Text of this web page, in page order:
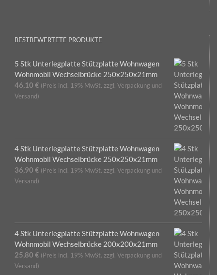
BESTBEWERTETE PRODUKTE
5 Stk Unterlegplatte Stützplatte Wohnwagen
Wohnmobil Wechselbrücke 250x250x21mm
46,10 € (Preis incl. 19% MwSt. zzgl. Verpackung und
Versand)
4 Stk Unterlegplatte Stützplatte Wohnwagen
Wohnmobil Wechselbrücke 250x250x21mm
36,90 € (Preis incl. 19% MwSt. zzgl. Verpackung und
Versand)
4 Stk Unterlegplatte Stützplatte Wohnwagen
Wohnmobil Wechselbrücke 200x200x21mm
25,80 € (Preis incl. 19% MwSt. zzgl. Verpackung und
Versand)